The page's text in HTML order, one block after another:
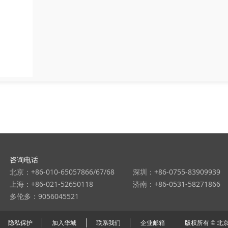
版权所有 © 北
隐私保护 加入华城 联系我们 企业邮箱
咨询电话
北京：+86-010-65057866/67/68
上海：+86-021-52650118
多伦多：9056045521
深圳：+86-0755-83909939
济南：+86-0531-58271866